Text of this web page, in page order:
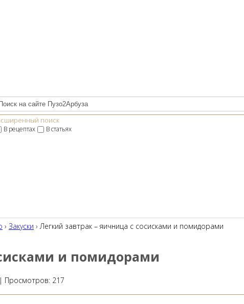
поиск
В рецептах В статьях
› Закуски › Легкий завтрак – яичница с сосисками и помидорами
и помидорами
Просмотров: 217